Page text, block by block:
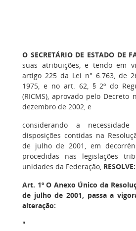
O SECRETÁRIO DE ESTADO DE
suas atribuições, e tendo em
artigo 225 da Lei n° 6.763, de
1975, e no art. 62, § 2º do
(RICMS), aprovado pelo Decreto
dezembro de 2002, e
considerando a
disposições contidas na
de julho de 2001, em
procedidas nas legislações
unidades da Federação, RESOLVE:
Art. 1ºO Anexo Único da
de julho de 2001, passa a
alteração:
"